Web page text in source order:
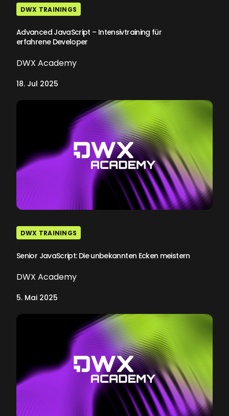
DWX TRAININGS
Advanced JavaScript – Intensivtraining für
erfahrene Developer
DWX Academy
18. Jul 2025
DWX TRAININGS
Senior JavaScript: Die unbekannten Ecken meistern
DWX Academy
5. Mai 2025